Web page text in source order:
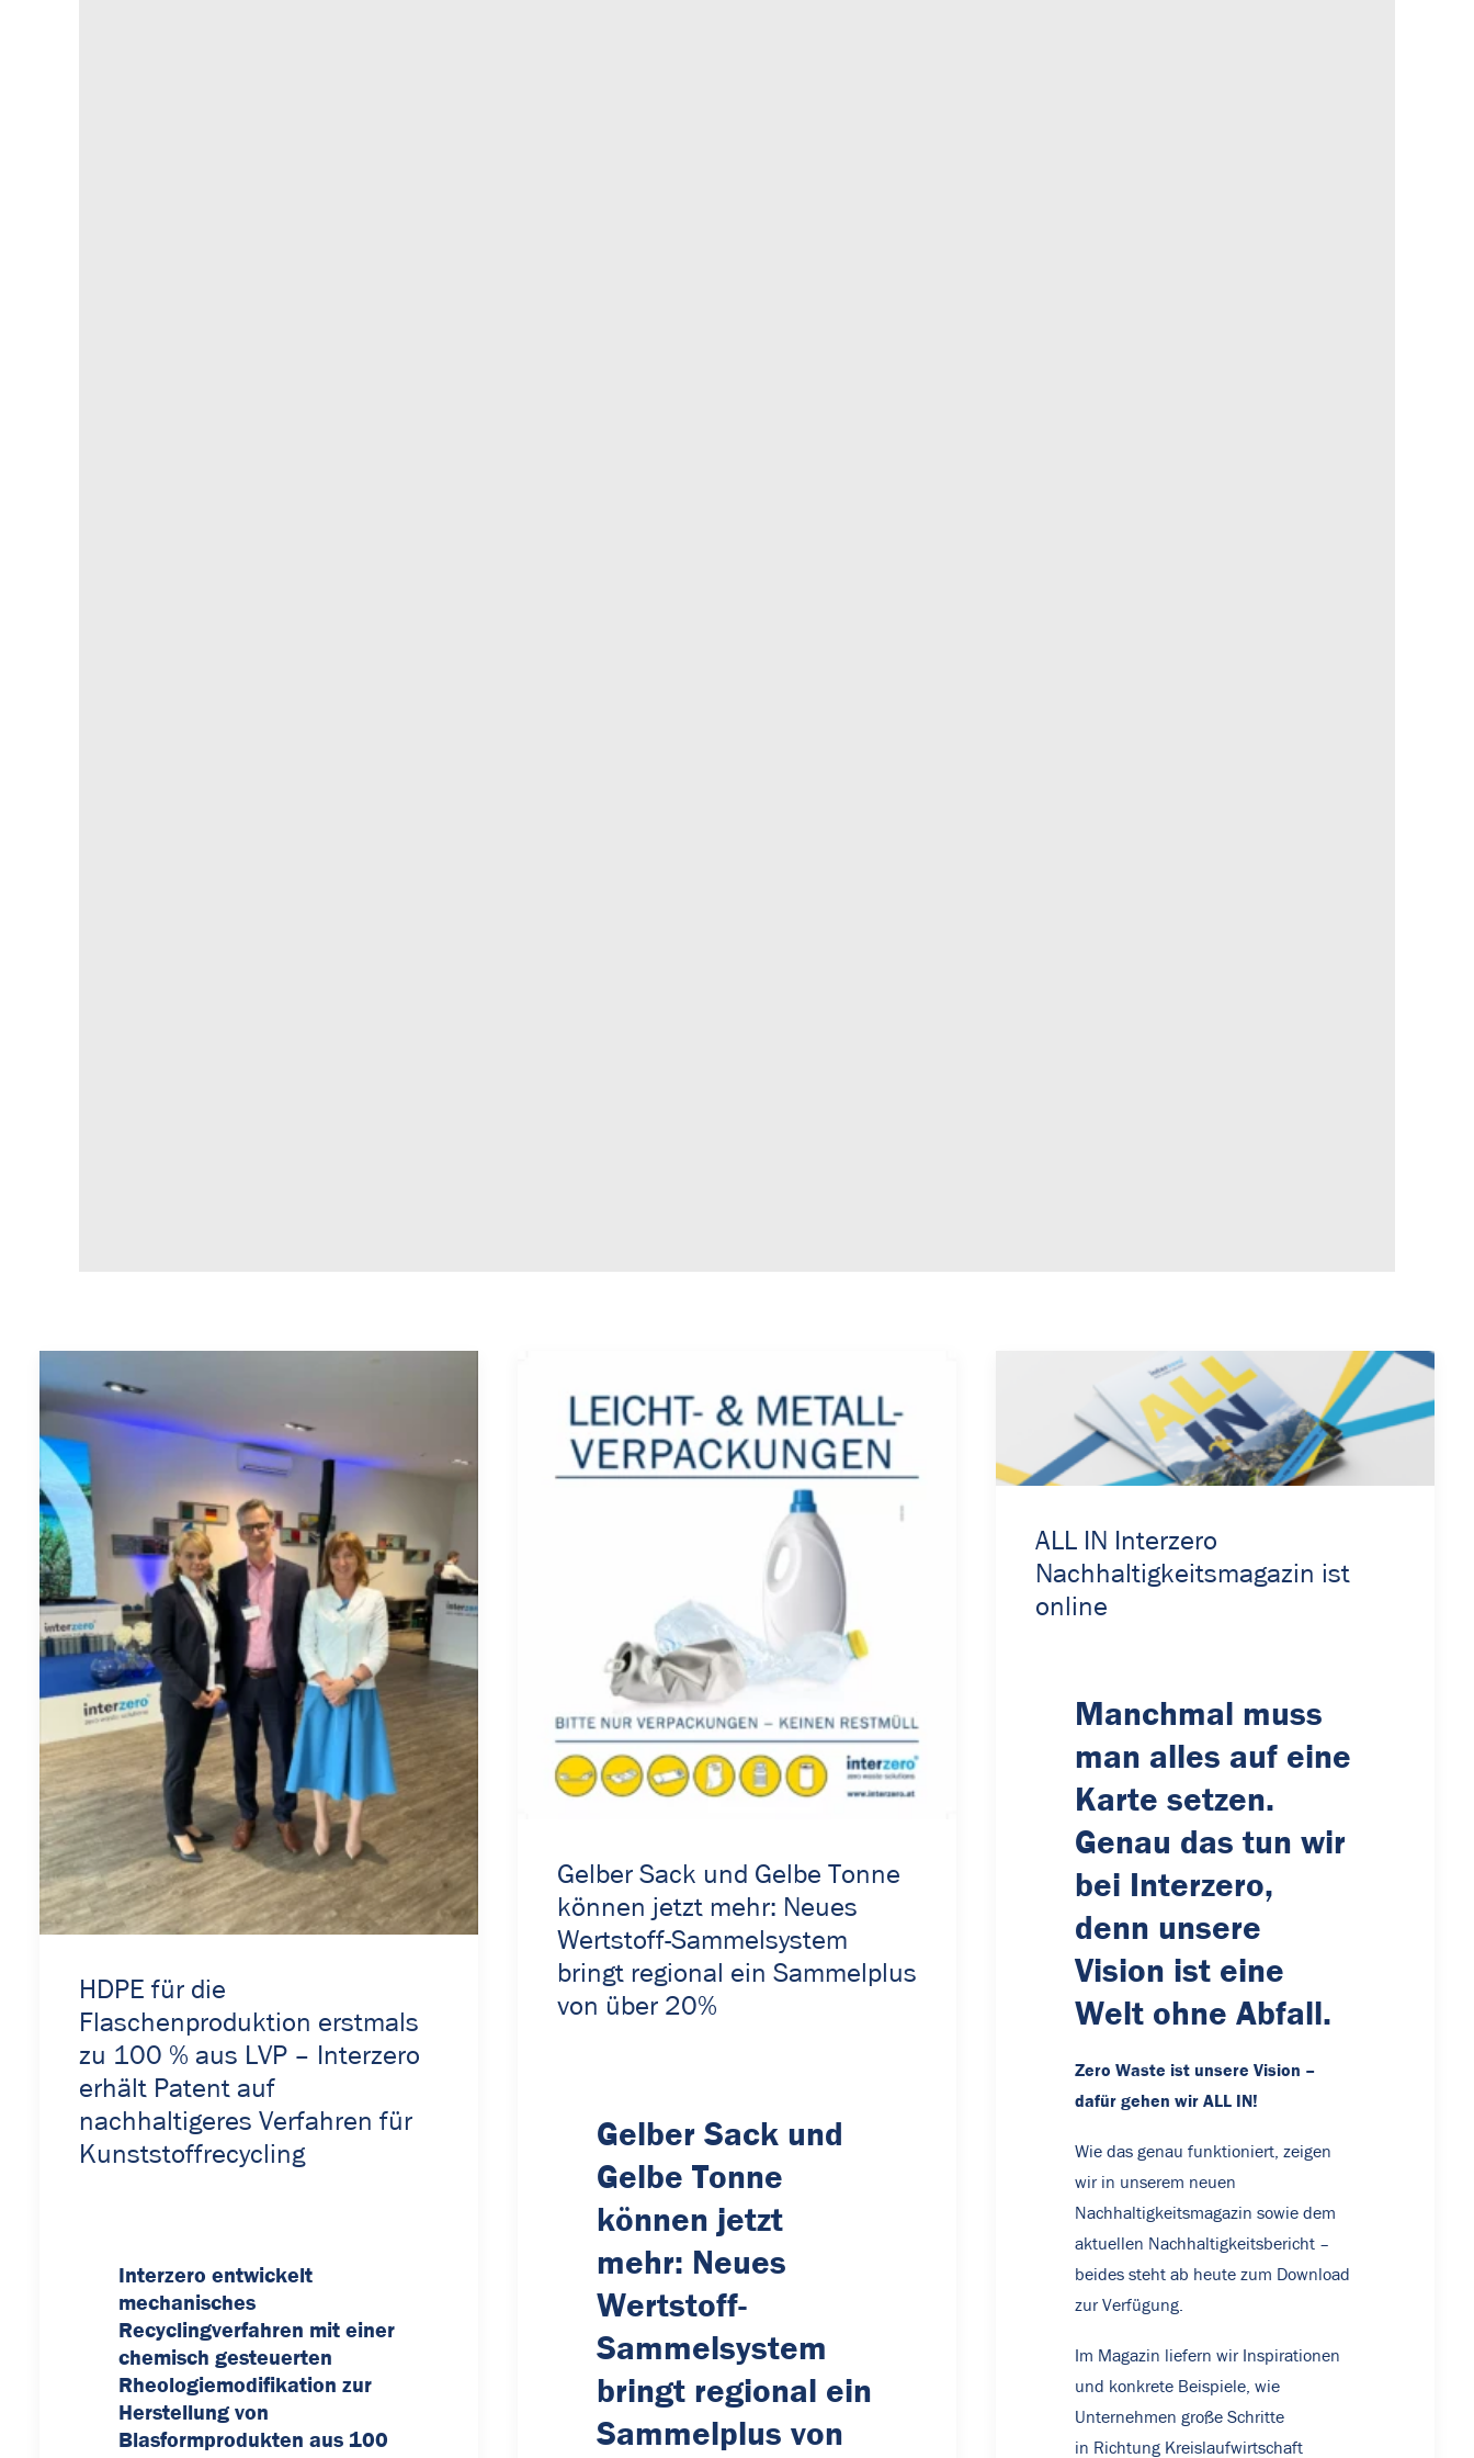
HDPE für die
Flaschenproduktion erstmals
zu 100 % aus LVP – Interzero
erhält Patent auf
nachhaltigeres Verfahren für
Kunststoffrecycling
Interzero entwickelt
mechanisches
Recyclingverfahren mit einer
chemisch gesteuerten
Rheologiemodifikation zur
Herstellung von
Blasformprodukten aus 100
Gelber Sack und Gelbe Tonne
können jetzt mehr: Neues
Wertstoff-Sammelsystem
bringt regional ein Sammelplus
von über 20%
Gelber Sack und
Gelbe Tonne
können jetzt
mehr: Neues
Wertstoff-
Sammelsystem
bringt regional ein
Sammelplus von
ALL IN Interzero
Nachhaltigkeitsmagazin ist
online
Manchmal muss
man alles auf eine
Karte setzen.
Genau das tun wir
bei Interzero,
denn unsere
Vision ist eine
Welt ohne Abfall.
Zero Waste ist unsere Vision –
dafür gehen wir ALL IN!
Wie das genau funktioniert, zeigen
wir in unserem neuen
Nachhaltigkeitsmagazin sowie dem
aktuellen Nachhaltigkeitsbericht –
beides steht ab heute zum Download
zur Verfügung.
Im Magazin liefern wir Inspirationen
und konkrete Beispiele, wie
Unternehmen große Schritte
in Richtung Kreislaufwirtschaft